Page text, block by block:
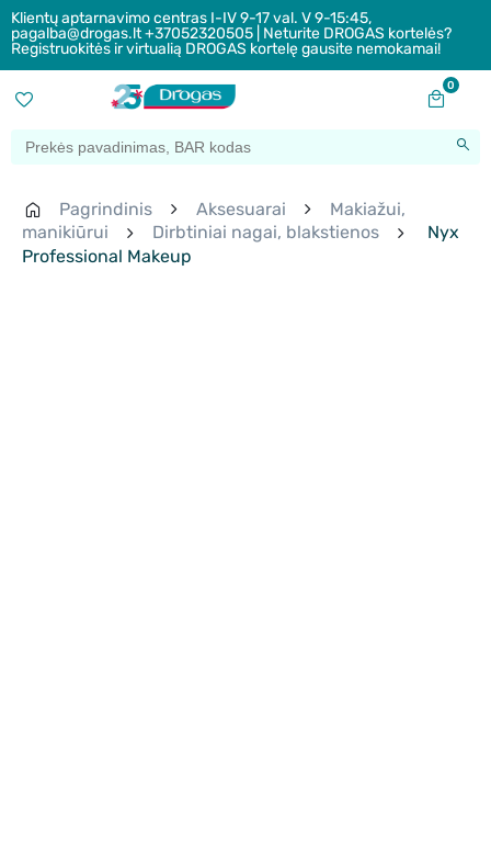
Klientų aptarnavimo centras I-IV 9-17 val. V 9-15:45,
pagalba@drogas.lt +37052320505 | Neturite DROGAS kortelės?
Registruokitės ir virtualią DROGAS kortelę gausite nemokamai!
0
Pagrindinis Aksesuarai
Makiažui,
manikiūrui
Dirbtiniai nagai, blakstienos
Nyx
Professional Makeup